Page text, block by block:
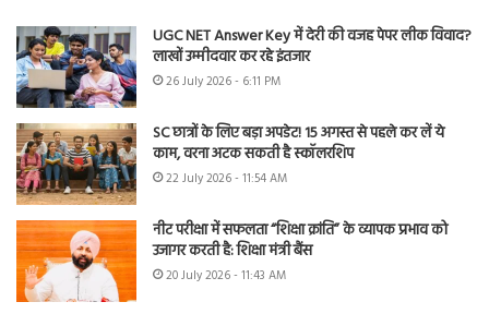
UGC NET Answer Key में देरी की वजह पेपर लीक विवाद?
लाखों उम्मीदवार कर रहे इंतजार
26 July 2026 - 6:11 PM
SC छात्रों के लिए बड़ा अपडेट! 15 अगस्त से पहले कर लें ये
काम, वरना अटक सकती है स्कॉलरशिप
22 July 2026 - 11:54 AM
नीट परीक्षा में सफलता “शिक्षा क्रांति” के व्यापक प्रभाव को
उजागर करती है: शिक्षा मंत्री बैंस
20 July 2026 - 11:43 AM